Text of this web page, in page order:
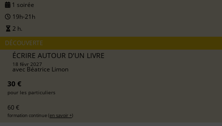
1 soirée
19h-21h
2 h.
DÉCOUVERTE
ÉCRIRE AUTOUR D'UN LIVRE
18 févr 2027
avec Béatrice Limon
30 €
pour les particuliers
60 €
formation continue (en savoir +)